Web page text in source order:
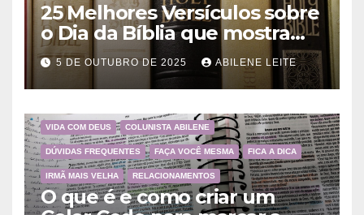
25 Melhores Versículos sobre
o Dia da Bíblia que mostram
a importância da Palavra de
Deus
5 DE OUTUBRO DE 2025 ABILENE LEITE
VIDA COM DEUS COLUNISTA ABILENE
DÚVIDAS FREQUENTES FAÇA VOCÊ MESMA FICA A DICA
IRMÃ MAIS VELHA RELACIONAMENTOS
O que é e como criar um